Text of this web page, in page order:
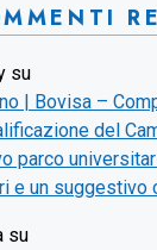
su
| Bovisa –
del
parco
e un suggestivo
su